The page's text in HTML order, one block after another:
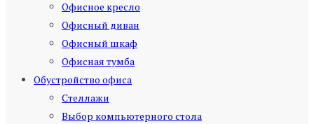
Офисное кресло
Офисный диван
Офисный шкаф
Офисная тумба
Обустройство офиса
Стеллажи
Выбор компьютерного стола